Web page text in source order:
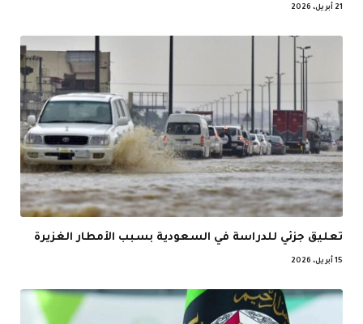
21 أبريل، 2026
تعليق جزئي للدراسة في السعودية بسبب الأمطار الغزيرة
15 أبريل، 2026